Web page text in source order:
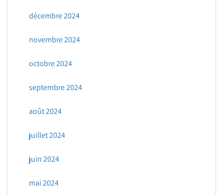
décembre 2024
novembre 2024
octobre 2024
septembre 2024
août 2024
juillet 2024
juin 2024
mai 2024